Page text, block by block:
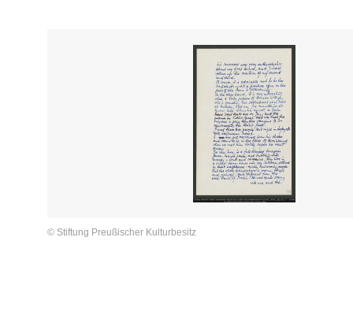
© Stiftung Preußischer Kulturbesitz